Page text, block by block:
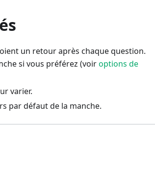
un retour après chaque question.
si vous préférez (voiroptions de
varier.
par défaut de la manche.